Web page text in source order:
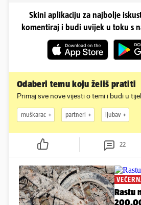
Skini aplikaciju za najbolje
komentiraj i budi uvijek u toku s
Odaberi temu koju želiš pratiti
Primaj sve nove vijesti o temi i budi u
muškarac partneri ljubav
22